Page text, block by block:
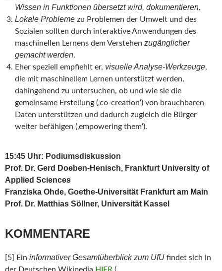
Wissen in Funktionen übersetzt wird, dokumentieren.
Lokale Probleme zu Problemen der Umwelt und des
Sozialen sollten durch interaktive Anwendungen des
maschinellen Lernens dem Verstehen zugänglicher
gemacht werden.
Eher speziell empfiehlt er, visuelle Analyse-Werkzeuge,
die mit maschinellem Lernen unterstützt werden,
dahingehend zu untersuchen, ob und wie sie die
gemeinsame Erstellung (‚co-creation‘) von brauchbaren
Daten unterstützen und dadurch zugleich die Bürger
weiter befähigen (‚empowering them‘).
15:45 Uhr: Podiumsdiskussion
Prof. Dr. Gerd Doeben-Henisch, Frankfurt University of
Applied Sciences
Franziska Ohde, Goethe-Universität Frankfurt am Main
Prof. Dr. Matthias Söllner, Universität Kassel
KOMMENTARE
[5] Ein informativer Gesamtüberblick zum UfU findet sich in